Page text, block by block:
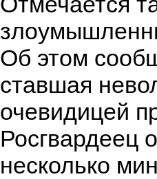
Об этом
ставшая
очевидицей
Росгвардеец
несколько